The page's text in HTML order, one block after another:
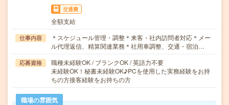
交通費
全額支給
仕事内容
＊スケジュール管理・調整＊来客・社内訪問者対応＊メー
ル代理返信、精算関連業務＊社用車調整、交通・宿泊…
応募資格
職種未経験OK / ブランクOK / 英語力不要
未経験OK！秘書未経験OK♪PCを使用した実務経験をお持
ちの方接客経験をお持ちの方
職場の雰囲気